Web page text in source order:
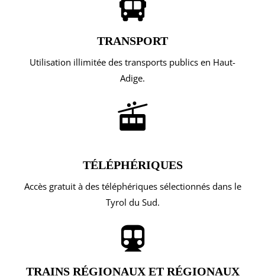
TRANSPORT
Utilisation illimitée des transports publics en Haut-
Adige.
TÉLÉPHÉRIQUES
Accès gratuit à des téléphériques sélectionnés dans le
Tyrol du Sud.
TRAINS RÉGIONAUX ET RÉGIONAUX